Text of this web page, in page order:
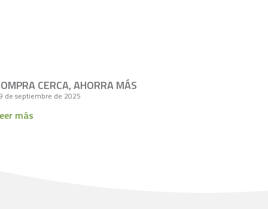
CERCA, AHORRA MÁS
de septiembre de 2025
más